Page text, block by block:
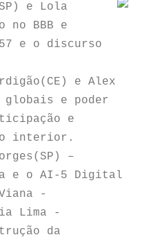
e Lola
no BBB e
e o discurso
e Alex
globais e poder
e
interior.
–
e o AI-5 Digital
-
Lima -
da